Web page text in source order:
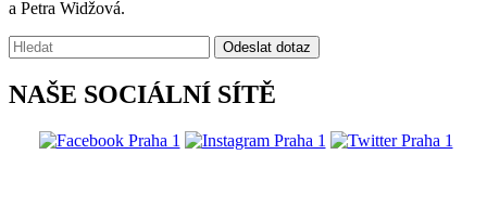
a Petra Widžová.
Vyhledávání:
Odeslat dotaz
NAŠE SOCIÁLNÍ SÍTĚ